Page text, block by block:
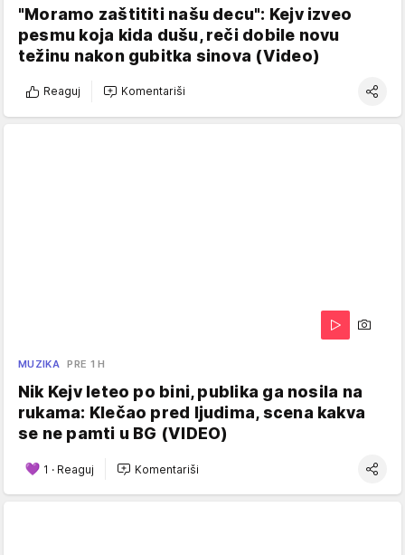
"Moramo zaštititi našu decu": Kejv izveo
pesmu koja kida dušu, reči dobile novu
težinu nakon gubitka sinova (Video)
Reaguj Komentariši
MUZIKA PRE 1 H
Nik Kejv leteo po bini, publika ga nosila na
rukama: Klečao pred ljudima, scena kakva
se ne pamti u BG (VIDEO)
1 · Reaguj Komentariši